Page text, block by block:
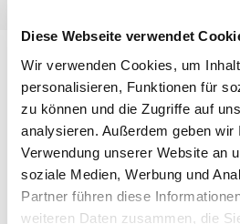
Diese Webseite verwendet
Wir verwenden Cookies, um
personalisieren, Funktionen für
zu können und die Zugriffe auf
analysieren. Außerdem geben
Verwendung unserer Website an
soziale Medien, Werbung und
Partner führen diese
weiteren Daten zusammen, die